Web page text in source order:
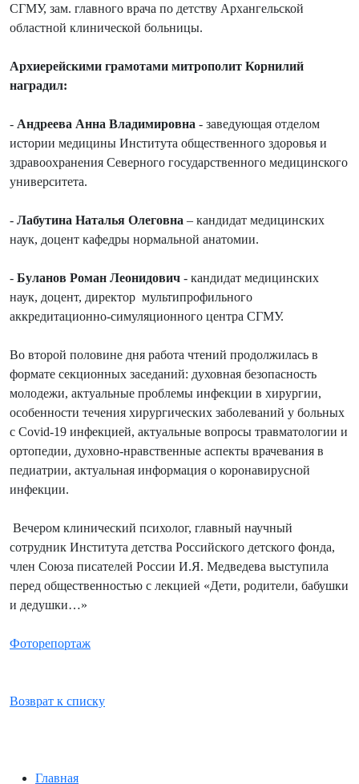
СГМУ, зам. главного врача по детству Архангельской
областной клинической больницы.
Архиерейскими грамотами митрополит Корнилий
наградил:
- Андреева Анна Владимировна - заведующая отделом
истории медицины Института общественного здоровья и
здравоохранения Северного государственного медицинского
университета.
- Лабутина Наталья Олеговна – кандидат медицинских
наук, доцент кафедры нормальной анатомии.
- Буланов Роман Леонидович - кандидат медицинских
наук, доцент, директор мультипрофильного
аккредитационно-симуляционного центра СГМУ.
Во второй половине дня работа чтений продолжилась в
формате секционных заседаний: духовная безопасность
молодежи, актуальные проблемы инфекции в хирургии,
особенности течения хирургических заболеваний у больных
с Сovid-19 инфекцией, актуальные вопросы травматологии и
ортопедии, духовно-нравственные аспекты врачевания в
педиатрии, актуальная информация о коронавирусной
инфекции.
Вечером клинический психолог, главный научный
сотрудник Института детства Российского детского фонда,
член Союза писателей России И.Я. Медведева выступила
перед общественностью с лекцией «Дети, родители, бабушки
и дедушки…»
Фоторепортаж
Возврат к списку
Главная